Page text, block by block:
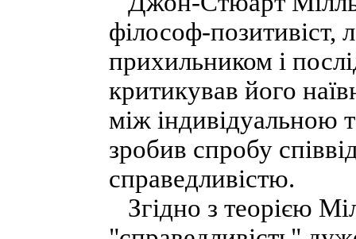
філософ-позитивіст,
прихильником і
критикував його
між індивідуальною
зробив спробу
справедливістю.
Згідно з теорією